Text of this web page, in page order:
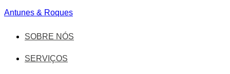
Antunes & Roques
SOBRE NÓS
SERVIÇOS